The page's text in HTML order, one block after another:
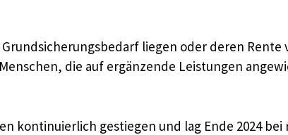
liegen oder deren Rente
die auf ergänzende Leistungen
kontinuierlich gestiegen und lag Ende 2024 bei